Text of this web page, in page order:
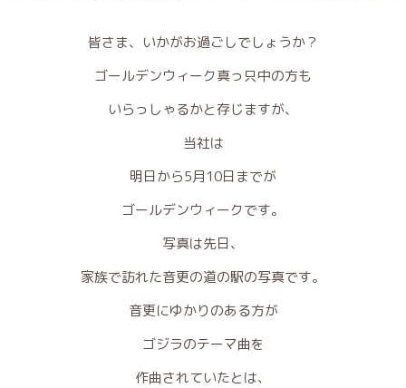
皆さま、いかがお過ごしでしょうか？
ゴールデンウィーク真っ只中の方も
いらっしゃるかと存じますが、
当社は
明日から5月10日までが
ゴールデンウィークです。
写真は先日、
家族で訪れた音更の道の駅の写真です。
音更にゆかりのある方が
ゴジラのテーマ曲を
作曲されていたとは、